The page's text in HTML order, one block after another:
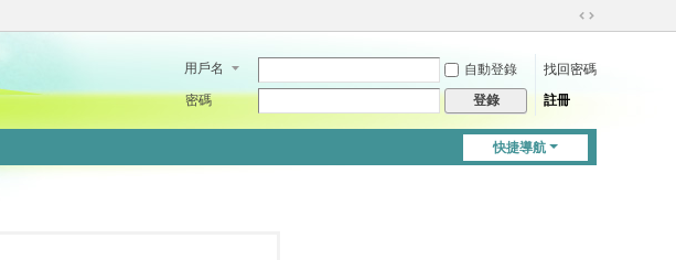
切
到
用戶名 自動登錄
找回密碼
密碼
登錄 註冊
快捷導航